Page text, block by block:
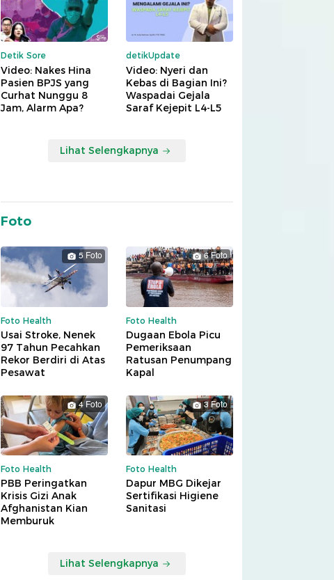
Detik Sore
Video: Nakes Hina
Pasien BPJS yang
Curhat Nunggu 8
Jam, Alarm Apa?
detikUpdate
Video: Nyeri dan
Kebas di Bagian Ini?
Waspadai Gejala
Saraf Kejepit L4-L5
Lihat Selengkapnya
Foto
5 Foto
Foto Health
Usai Stroke, Nenek
97 Tahun Pecahkan
Rekor Berdiri di Atas
Pesawat
6 Foto
Foto Health
Dugaan Ebola Picu
Pemeriksaan
Ratusan Penumpang
Kapal
4 Foto
Foto Health
PBB Peringatkan
Krisis Gizi Anak
Afghanistan Kian
Memburuk
3 Foto
Foto Health
Dapur MBG Dikejar
Sertifikasi Higiene
Sanitasi
Lihat Selengkapnya